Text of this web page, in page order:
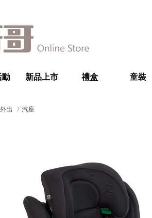
動 新品上市 禮盒 童裝
外出 汽座